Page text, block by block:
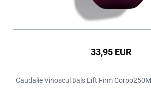
33,95 EUR
Caudalie Vinoscul Bals Lift Firm Corpo250Ml